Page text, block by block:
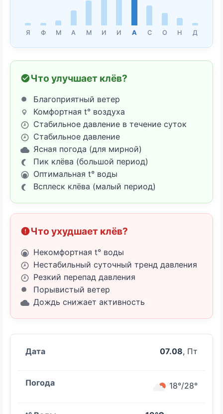
Я Ф М А М И И А С О Н Д
Что улучшает клёв?
Благоприятный ветер
Комфортная t° воздуха
Стабильное давление в течение суток
Стабильное давление
Ясная погода (для мирной)
Пик клёва (большой период)
Оптимальная t° воды
Всплеск клёва (малый период)
Что ухудшает клёв?
Некомфортная t° воды
Нестабильный суточный тренд давления
Резкий перепад давления
Порывистый ветер
Дождь снижает активность
07.08, Пт
18°/28°